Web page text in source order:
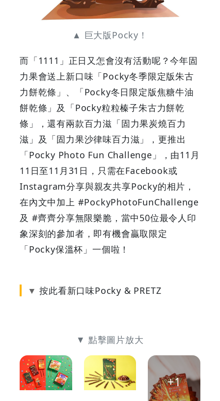
Grab
Your
Coupons
Discounts
▲ 巨大版Pocky！
而「1111」正日又怎會沒有活動呢？今年固
力果會送上新口味「Pocky冬季限定版朱古
力餅乾條」、「Pocky冬日限定版焦糖牛油
餅乾條」及「Pocky粒粒榛子朱古力餅乾
條」，還有兩款百力滋「固力果炭燒百力
滋」及「固力果沙律味百力滋」，更推出
「Pocky Photo Fun Challenge」，由11月
11日至11月31日，只需在Facebook或
Instagram分享與親友共享Pocky的相片，
在內文中加上 #PockyPhotoFunChallenge
及 #齊齊分享無限樂脆，當中50位最令人印
象深刻的參加者，即有機會贏取限定
「Pocky保溫杯」一個啦！
按此看新口味Pocky & PRETZ
▼ 點擊圖片放大
+1